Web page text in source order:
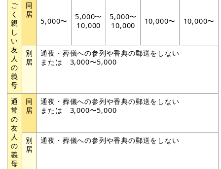
ご
く
親
し
い
友
人
の
義
母
同
居
5,000〜
5,000〜
10,000
5,000〜
10,000
10,000〜 10,000〜
別
居
通夜・葬儀への参列や香典の郵送をしない
または 3,000〜5,000
通
常
の
友
人
の
義
母
同
居
通夜・葬儀への参列や香典の郵送をしない
または 3,000〜5,000
別
居
通夜・葬儀への参列や香典の郵送をしない